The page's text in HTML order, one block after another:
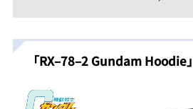
「RX–78–2 Gundam Hoodie」